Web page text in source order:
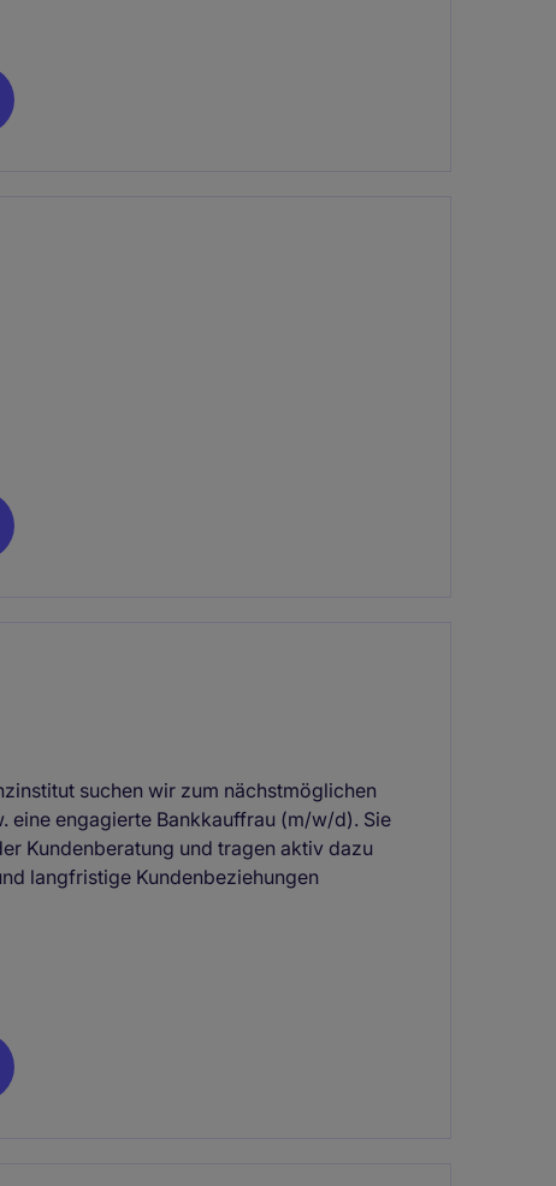
suchen wir zum nächstmöglichen
eine engagierte Bankkauffrau (m/w/d). Sie
Kundenberatung und tragen aktiv dazu
langfristige Kundenbeziehungen